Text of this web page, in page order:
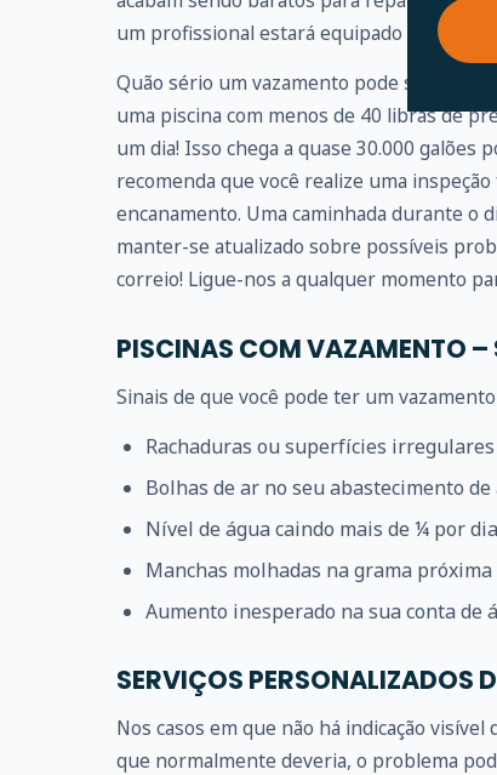
um profissional estará equipado para
Quão sério um vazamento pode se
uma piscina com menos de 40 libras de
um dia! Isso chega a quase 30.000 galões
recomenda que você realize uma
encanamento. Uma caminhada durante o
manter-se atualizado sobre possíveis
correio! Ligue-nos a qualquer momento
PISCINAS COM VAZAMENTO –
Sinais de que você pode ter um
Rachaduras ou superfícies
Bolhas de ar no seu abastecimento de
Nível de água caindo mais de ¼ por dia
Manchas molhadas na grama
Aumento inesperado na sua conta de
SERVIÇOS PERSONALIZADOS
Nos casos em que não há indicação
que normalmente deveria, o problema